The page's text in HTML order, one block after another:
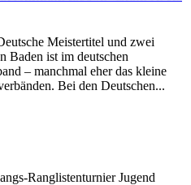
Meistertitel und zwei
Baden ist im deutschen
– manchmal eher das kleine
Bei den Deutschen...
Ranglistenturnier Jugend